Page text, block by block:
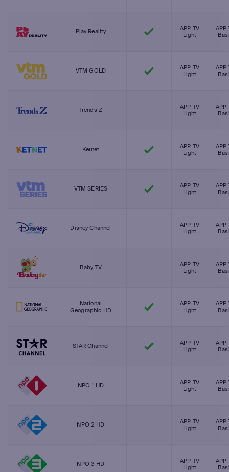
Play Reality
APP TV
Light
APP
VTM GOLD
APP TV
Light
APP
Trends Z
APP TV
Light
APP
Ketnet
APP TV
Light
APP
VTM SERIES
APP TV
Light
APP
Disney Channel
APP TV
Light
APP
Baby TV
APP TV
Light
APP
National
Geographic HD
APP TV
Light
APP
STAR Channel
APP TV
Light
APP
NPO 1 HD
APP TV
Light
APP
NPO 2 HD
APP TV
Light
APP
NPO 3 HD
APP TV
Light
APP